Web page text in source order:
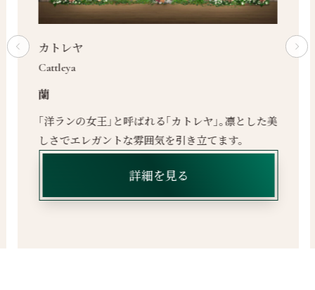
カトレヤ
Cattleya
蘭
「洋ランの女王」と呼ばれる「カトレヤ」。凛とした美
しさでエレガントな雰囲気を引き立てます。
詳細を見る